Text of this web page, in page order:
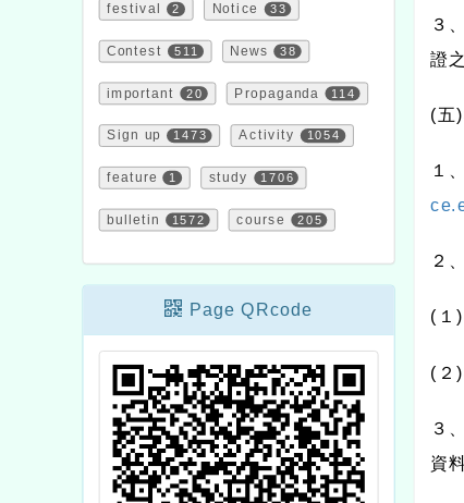
festival 2 Notice 33
Contest 511 News 38
important 20 Propaganda 114
Sign up 1473 Activity 1054
feature 1 study 1706
bulletin 1572 course 205
Page QRcode
３
證
(五)
１、
２
( １ )
( ２)
３
資